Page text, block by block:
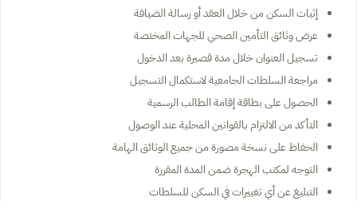
إثبات السكن من خلال العقد أو رسالة الضيافة
عرض وثائق التأمين الصحي للجهات المختصة
تسجيل العنوان خلال مدة قصيرة بعد الدخول
مراجعة السلطات الجامعية لاستكمال التسجيل
الحصول على بطاقة إقامة الطالب الرسمية
التأكد من الالتزام بالقوانين المحلية عند الوصول
الحفاظ على نسخة مصورة من جميع الوثائق الهامة
التوجه لمكتب الهجرة ضمن المدة المقررة
التبليغ عن أي تغييرات في السكن للسلطات